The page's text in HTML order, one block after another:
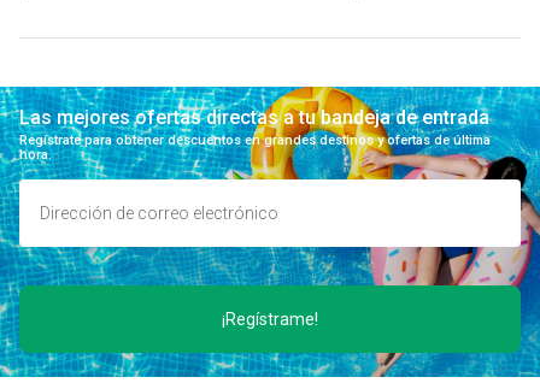
Las mejores ofertas directas a tu bandeja de entrada
Regístrate para obtener descuentos en grandes destinos y ofertas de última
hora.
¡Regístrame!